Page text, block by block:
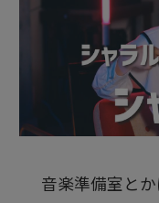
音楽準備室と